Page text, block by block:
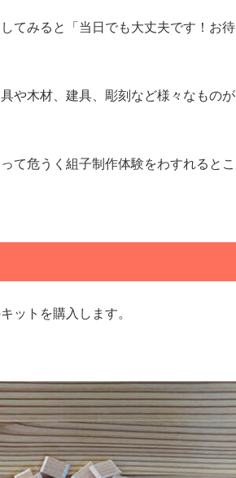
てみると「当日でも大丈夫です！お待
や木材、建具、彫刻など様々なものが
て危うく組子制作体験をわすれるとこ
ットを購入します。